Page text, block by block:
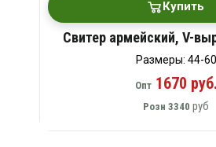
Купить
Свитер армейский, V-
Размеры: 44-60
Опт1670 руб.
Розн 3340 руб